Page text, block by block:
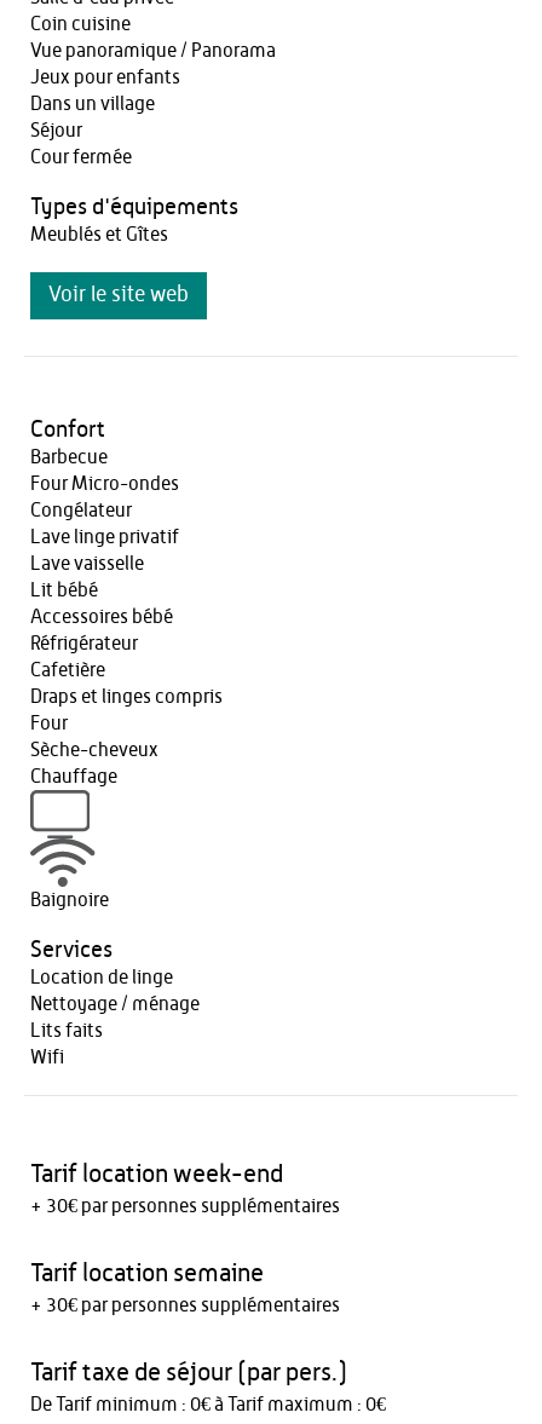
Coin cuisine
Vue panoramique / Panorama
Jeux pour enfants
Dans un village
Séjour
Cour fermée
Types d'équipements
Meublés et Gîtes
Voir le site web
Confort
Barbecue
Four Micro-ondes
Congélateur
Lave linge privatif
Lave vaisselle
Lit bébé
Accessoires bébé
Réfrigérateur
Cafetière
Draps et linges compris
Four
Sèche-cheveux
Chauffage
Baignoire
Services
Location de linge
Nettoyage / ménage
Lits faits
Wifi
Tarif location week-end
+ 30€ par personnes supplémentaires
Tarif location semaine
+ 30€ par personnes supplémentaires
Tarif taxe de séjour (par pers.)
De Tarif minimum : 0€ à Tarif maximum : 0€